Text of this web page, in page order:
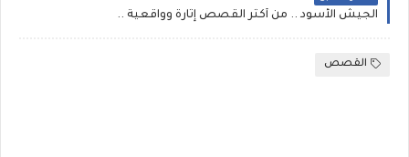
الجيش الأسود .. من أكثر القصص إثارة وواقعية ..
القصص